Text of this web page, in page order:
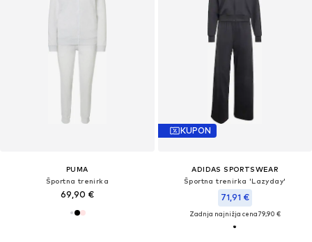
PUMA
Športna trenirka
69,90 €
KUPON
ADIDAS SPORTSWEAR
Športna trenirka 'Lazyday'
71,91 €
Zadnja najnižja cena79,90 €